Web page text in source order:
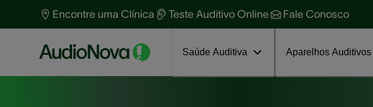
Encontre uma Clínica Teste Auditivo Online Fale Conosco
Saúde Auditiva Aparelhos Auditivos
Primeiros passos nova audição
Tecnologia de ponta
Soluções para zumbido
Assinar grátis agora